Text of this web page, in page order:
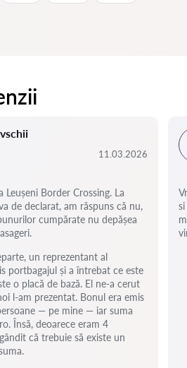
11.03.2026
Border Crossing. La
de declarat, am răspuns că nu,
cumpărate nu depășea
un reprezentant al
portbagajul și a întrebat ce este
o placă de bază. El ne-a cerut
l-am prezentat. Bonul era emis
— pe mine — iar suma
Însă, deoarece eram 4
că trebuie să existe un